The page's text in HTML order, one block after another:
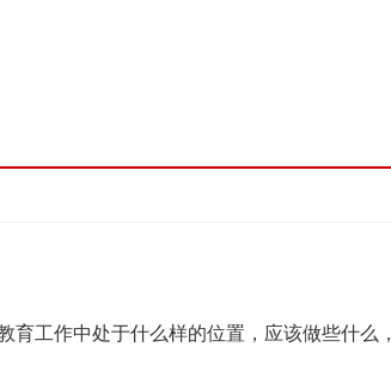
工作中处于什么样的位置，应该做些什么，